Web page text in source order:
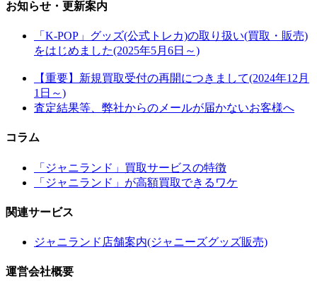
お知らせ・更新案内
「K-POP」グッズ(公式トレカ)の取り扱い(買取・販売)
をはじめました(2025年5月6日～)
【重要】新規買取受付の再開につきまして(2024年12月
1日～)
査定結果等、弊社からのメールが届かないお客様へ
コラム
「ジャニランド」買取サービスの特徴
「ジャニランド」が高額買取できるワケ
関連サービス
ジャニランド店舗案内(ジャニーズグッズ販売)
運営会社概要